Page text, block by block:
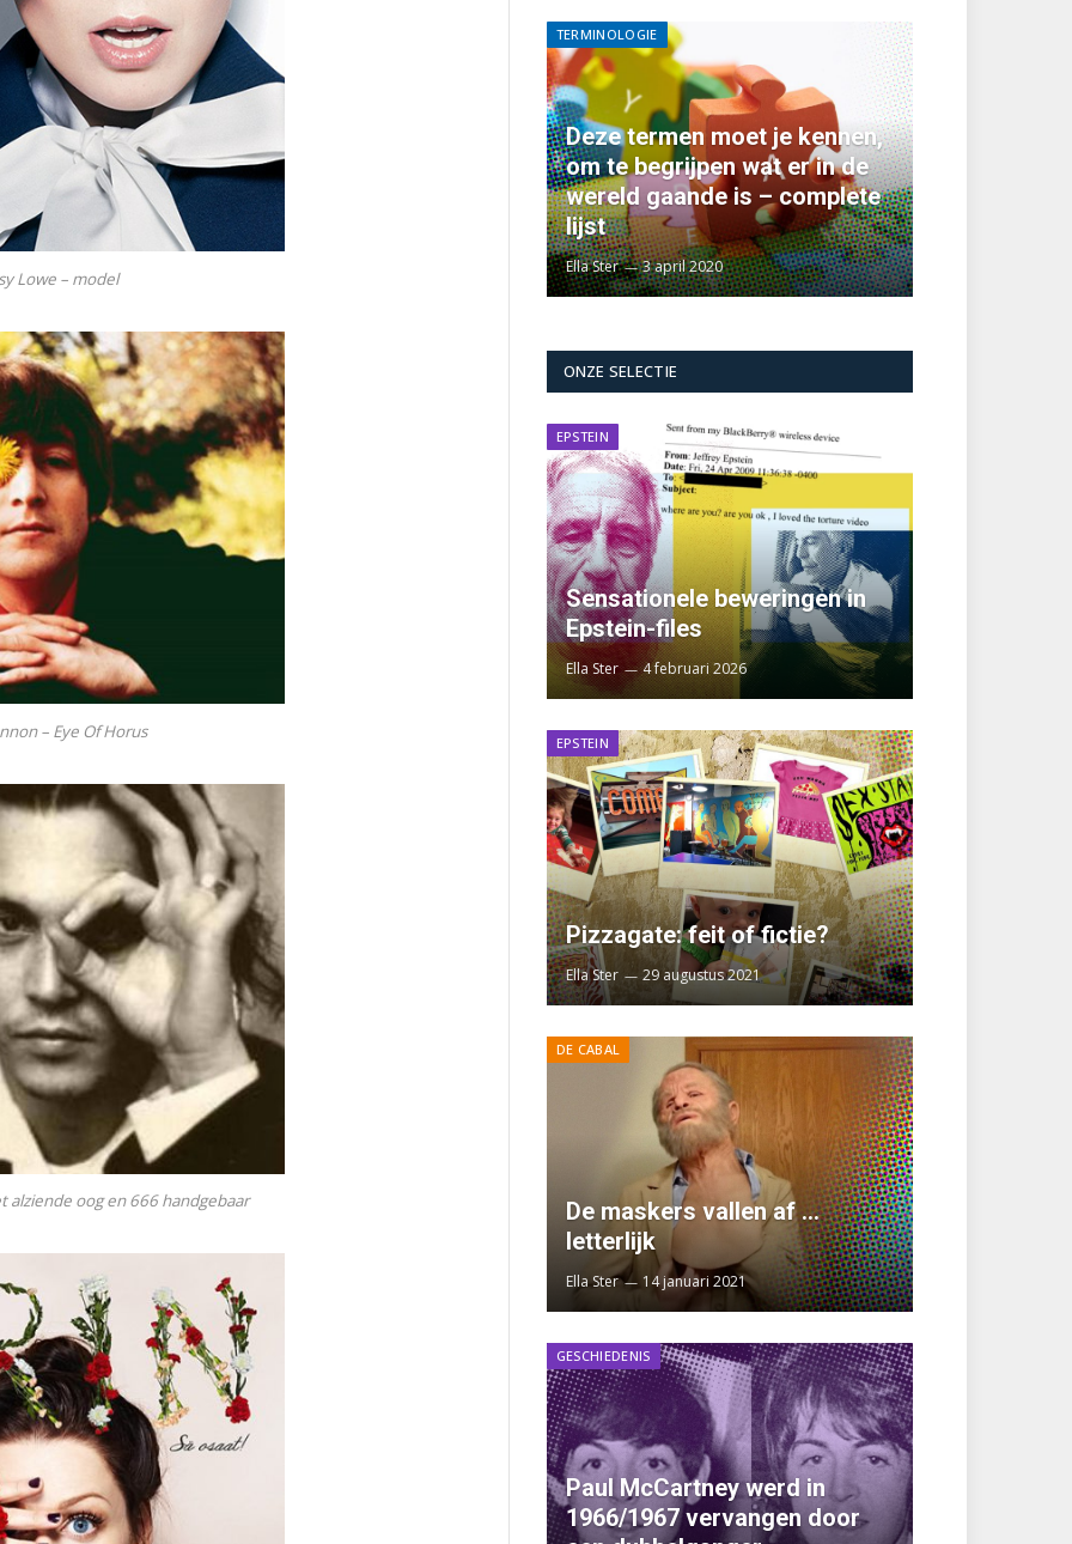
Lowe – model
– Eye Of Horus
alziende oog en 666 handgebaar
TERMINOLOGIE
Deze termen moet je kennen,
om te begrijpen wat er in de
wereld gaande is – complete
lijst
Ella Ster 3 april 2020
ONZE SELECTIE
EPSTEIN
Sensationele beweringen in
Epstein-files
Ella Ster 4 februari 2026
EPSTEIN
Pizzagate: feit of fictie?
Ella Ster 29 augustus 2021
DE CABAL
De maskers vallen af …
letterlijk
Ella Ster 14 januari 2021
GESCHIEDENIS
Paul McCartney werd in
1966/1967 vervangen door